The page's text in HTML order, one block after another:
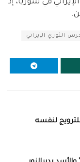
في سوريا، إذ
الثوري الإيراني
لنفسه